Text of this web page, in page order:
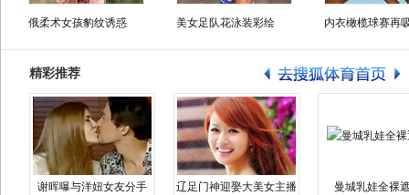
俄柔术女孩豹纹诱惑 美女足队花泳装彩绘 内衣橄榄球赛再
精彩推荐
谢晖曝与洋妞女友分手 辽足门神迎娶大美女主播 曼城乳娃全裸